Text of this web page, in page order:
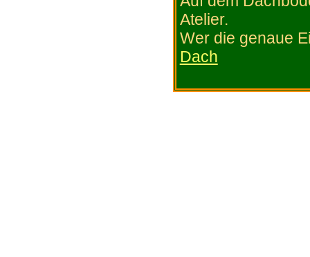
Atelier.
Wer die genaue
Dach